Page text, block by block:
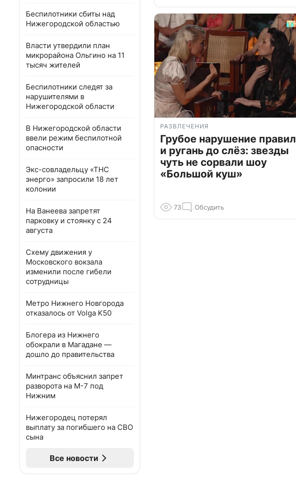
Беспилотники сбиты над
Нижегородской областью
Власти утвердили план
микрорайона Ольгино на 11
тысяч жителей
Беспилотники следят за
нарушителями в
Нижегородской области
В Нижегородской области
ввели режим беспилотной
опасности
Экс-совладельцу «ТНС
энерго» запросили 18 лет
колонии
На Ванеева запретят
парковку и стоянку с 24
августа
Схему движения у
Московского вокзала
изменили после гибели
сотрудницы
Метро Нижнего Новгорода
отказалось от Volga K50
Блогера из Нижнего
обокрали в Магадане —
дошло до правительства
Минтранс объяснил запрет
разворота на М-7 под
Нижним
Нижегородец потерял
выплату за погибшего на СВО
сына
Все новости
РАЗВЛЕЧЕНИЯ
Грубое нарушение правил
и ругань до слёз: звезды
чуть не сорвали шоу
«Большой куш»
73 Обсудить